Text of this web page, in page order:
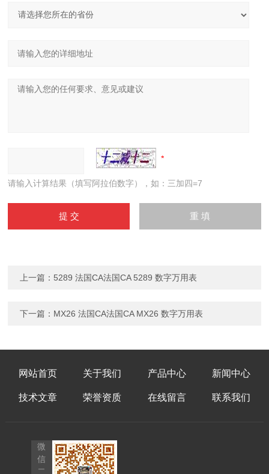
请输入计算结果（填写阿拉伯数字），如：三加四=7
上一篇： 5289 法国CA法国CA 5289 数字万用表
下一篇： MX26 法国CA法国CA MX26 数字万用表
网站首页 关于我们 产品中心 新闻中心
技术文章 荣誉资质 在线留言 联系我们
微
信
二